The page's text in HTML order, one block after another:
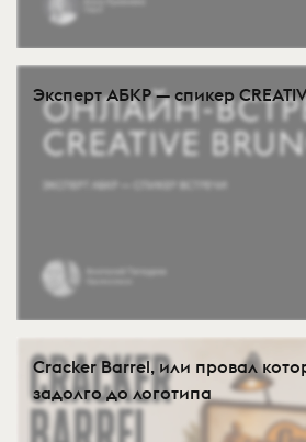
Эксперт АБКР — спикер
Cracker Barrel, или провал
задолго до логотипа